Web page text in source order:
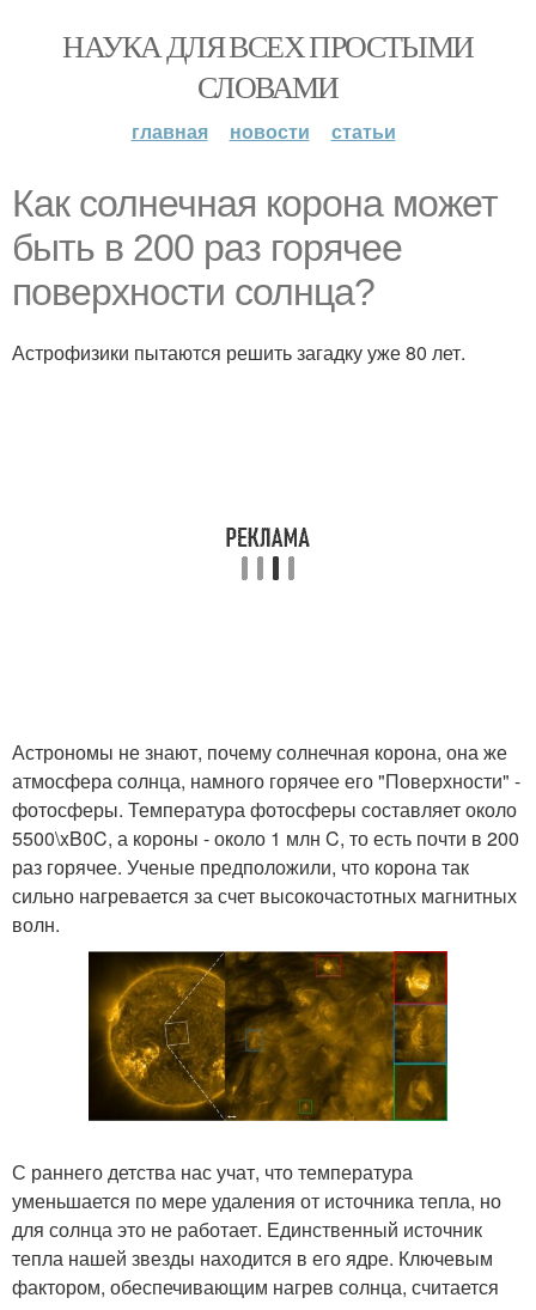
НАУКА ДЛЯ ВСЕХ ПРОСТЫМИ
СЛОВАМИ
главная новости статьи
Как солнечная корона может
быть в 200 раз горячее
поверхности солнца?
Астрофизики пытаются решить загадку уже 80 лет.
Астрономы не знают, почему солнечная корона, она же
атмосфера солнца, намного горячее его "Поверхности" -
фотосферы. Температура фотосферы составляет около
5500\xB0C, а короны - около 1 млн C, то есть почти в 200
раз горячее. Ученые предположили, что корона так
сильно нагревается за счет высокочастотных магнитных
волн.
С раннего детства нас учат, что температура
уменьшается по мере удаления от источника тепла, но
для солнца это не работает. Единственный источник
тепла нашей звезды находится в его ядре. Ключевым
фактором, обеспечивающим нагрев солнца, считается